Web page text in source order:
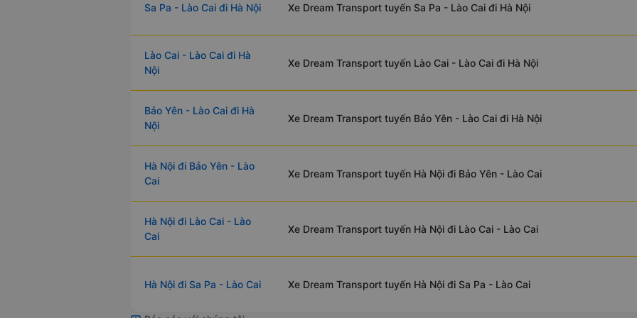
Dream Transport là dòng xe Limousine có thiết kế 9 ghế cao cấp từ xe 16
thường tạo không gian rộng rãi, kích thước ghế lớn. Các ghế giữa xe có chỗ
phục vụ luôn nhiệt tình hỗ trợ khách hàng trong mọi tình huống, tài xế được
Sa Pa - Lào Cai đi Hà Nội Xe Dream Transport tuyến Sa Pa - Lào Cai đi Hà Nội
Lào Cai - Lào Cai đi Hà
Nội
Xe Dream Transport tuyến Lào Cai - Lào Cai đi Hà Nội
Bảo Yên - Lào Cai đi Hà
Nội
Xe Dream Transport tuyến Bảo Yên - Lào Cai đi Hà Nội
Hà Nội đi Bảo Yên - Lào
Cai
Xe Dream Transport tuyến Hà Nội đi Bảo Yên - Lào Cai
Hà Nội đi Lào Cai - Lào
Cai
Xe Dream Transport tuyến Hà Nội đi Lào Cai - Lào Cai
Hà Nội đi Sa Pa - Lào Cai Xe Dream Transport tuyến Hà Nội đi Sa Pa - Lào Cai